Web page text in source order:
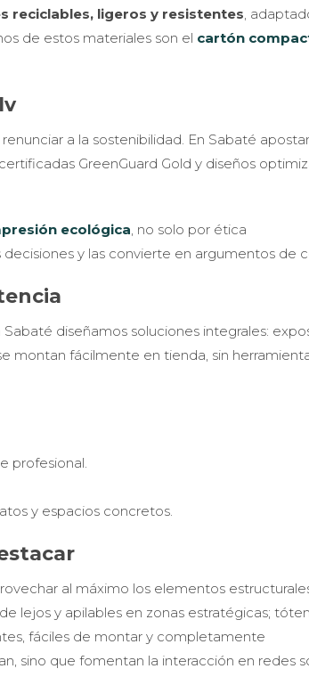
reciclables, ligeros y resistentes,
de estos materiales son el cartón
a la sostenibilidad. En Sabaté
GreenGuard Gold y diseños
ecológica, no solo por ética
y las convierte en argumentos de
diseñamos soluciones integrales:
montan fácilmente en tienda, sin
profesional.
y espacios concretos.
al máximo los elementos
lejos y apilables en zonas estratégicas;
fáciles de montar y completamente
sino que fomentan la interacción en redes